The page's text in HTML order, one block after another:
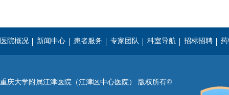
医院概况 新闻中心 患者服务 专家团队 科室导航 招标招聘
重庆大学附属江津医院（江津区中心医院） 版权所有©